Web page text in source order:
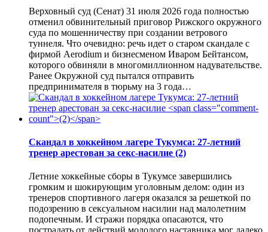
Верховный суд (Сенат) 31 июля 2026 года полностью
отменил обвинительный приговор Рижского окружного
суда по мошенничеству при создании ветрового
туннеля. Что очевидно: речь идет о старом скандале с
фирмой Aerodium и бизнесменом Иваром Бейтансом,
которого обвиняли в многомиллионном надувательстве.
Ранее Окружной суд пытался отправить
предпринимателя в тюрьму на 3 года…
Скандал в хоккейном лагере Тукумса: 27-летний
тренер арестован за секс-насилие (2)
Летние хоккейные сборы в Тукумсе завершились
громким и шокирующим уголовным делом: один из
тренеров спортивного лагеря оказался за решеткой по
подозрению в сексуальном насилии над малолетним
подопечным. И стражи порядка опасаются, что
пострадать от действий молодого наставника мог далеко